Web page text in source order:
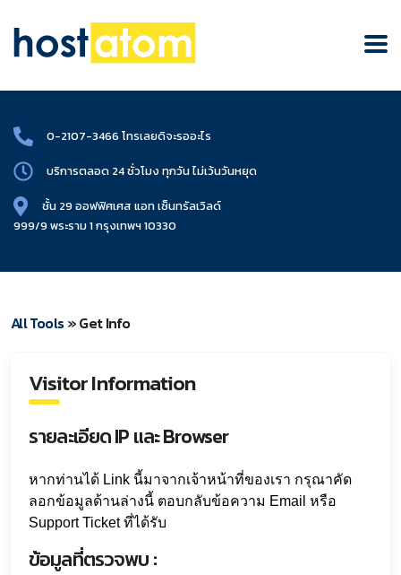
0-2107-3466 โทรเลยดิจะรออะไร
บริการตลอด 24 ชั่วโมงทุกวัน ไม่เว้นวันหยุด
ชั้น 29 ออฟฟิศเศส แอท เซ็นทรัลเวิลด์
999/9 พระราม 1 กรุงเทพฯ 10330
All Tools» Get Info
Visitor Information
รายละเอียด IP และ Browser
หากท่านได้ Link นี้มาจากเจ้าหน้าที่ของเรา กรุณาคัด
ลอกข้อมูลด้านล่างนี้ ตอบกลับข้อความ Email หรือ
Support Ticket ที่ได้รับ
ข้อมูลที่ตรวจพบ :